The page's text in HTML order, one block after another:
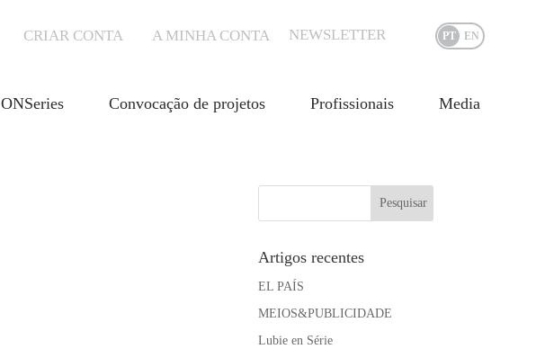
PT EN
NEWSLETTER
A MINHA CONTA
CRIAR CONTA
ONSeries Convocação de projetos Profissionais Media
Artigos recentes
EL PAÍS
MEIOS&PUBLICIDADE
Lubie en Série